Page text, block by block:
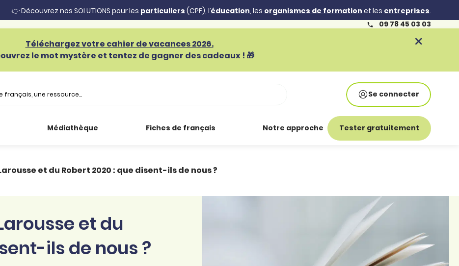
👉 Découvrez nos SOLUTIONS pour les particuliers (CPF), l’éducation, les organismes de formation et les entreprises.
09 78 45 03 03
Téléchargez votre cahier de vacances 2026.
le mot mystère et tentez de gagner des cadeaux ! 🎁
Se connecter
Médiathèque Fiches de français Notre approche Tester gratuitement
et du Robert 2020 : que disent-ils de nous ?
et du
ils de nous ?